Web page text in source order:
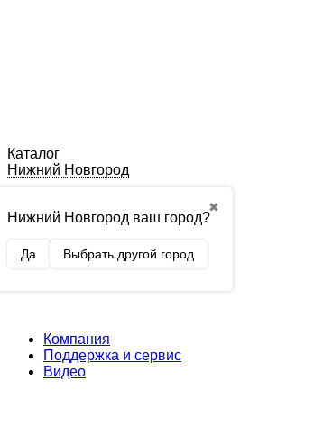
Каталог
Нижний Новгород
✖
Нижний Новгород ваш город?
Да Выбрать другой город
Компания
Поддержка и сервис
Видео